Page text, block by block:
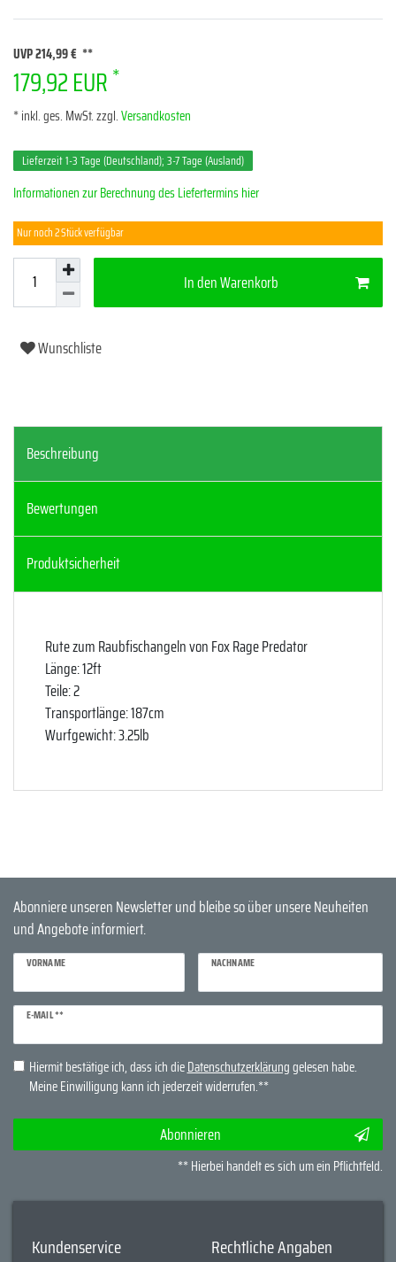
UVP 214,99 €
179,92 EUR *
* inkl. ges. MwSt. zzgl.Versandkosten
Lieferzeit 1-3 Tage (Deutschland); 3-7 Tage (Ausland)
Informationen zur Berechnung des Liefertermins hier
Nur noch 2 Stück verfügbar
In den Warenkorb
Wunschliste
Beschreibung
Bewertungen
Produktsicherheit
Rute zum Raubfischangeln von Fox Rage Predator
Länge: 12ft
Teile: 2
Transportlänge: 187cm
Wurfgewicht: 3.25lb
Abonniere unseren Newsletter und bleibe so über unsere Neuheiten
und Angebote informiert.
VORNAME NACHNAME
E-MAIL **
Newsletter
Honig
Hiermit bestätige ich, dass ich dieDaten­schutz­erklärunggelesen habe.
Meine Einwilligung kann ich jederzeit widerrufen.**
Abonnieren
** Hierbei handelt es sich um ein Pflichtfeld.
Kundenservice Rechtliche Angaben